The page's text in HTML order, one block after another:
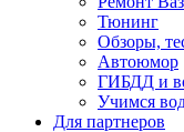
Тюнинг
Обзоры,
Автоюмор
ГИБДД и
Учимся
Для партнеров